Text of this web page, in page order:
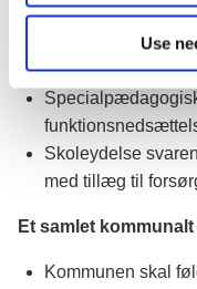
Use
Markant
Fokus på
Undervisningen
Skoleydelse
med tillæg til
Et samlet
Kommunen skal